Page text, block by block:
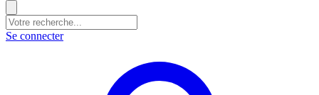
Se connecter